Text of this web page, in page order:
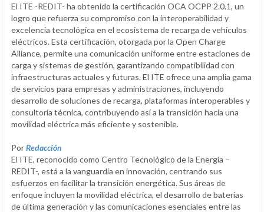
El ITE -REDIT- ha obtenido la certificación OCA OCPP 2.0.1, un
logro que refuerza su compromiso con la interoperabilidad y
excelencia tecnológica en el ecosistema de recarga de vehículos
eléctricos. Esta certificación, otorgada por la Open Charge
Alliance, permite una comunicación uniforme entre estaciones de
carga y sistemas de gestión, garantizando compatibilidad con
infraestructuras actuales y futuras. El ITE ofrece una amplia gama
de servicios para empresas y administraciones, incluyendo
desarrollo de soluciones de recarga, plataformas interoperables y
consultoría técnica, contribuyendo así a la transición hacia una
movilidad eléctrica más eficiente y sostenible.
PorRedacción
El ITE, reconocido como Centro Tecnológico de la Energía –
REDIT-, está a la vanguardia en innovación, centrando sus
esfuerzos en facilitar la transición energética. Sus áreas de
enfoque incluyen la movilidad eléctrica, el desarrollo de baterías
de última generación y las comunicaciones esenciales entre las